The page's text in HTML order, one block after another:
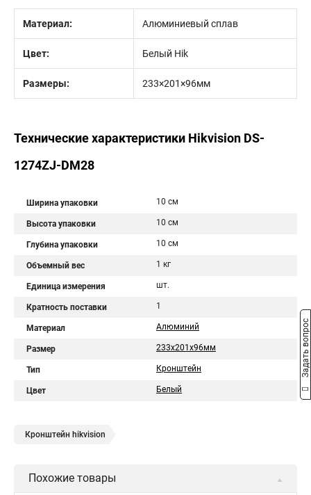
Материал: Алюминиевый сплав
Цвет: Белый Hik
Размеры: 233×201×96мм
Технические характеристики Hikvision DS-
1274ZJ-DM28
Ширина упаковки 10 см
Высота упаковки 10 см
Глубина упаковки 10 см
Объемный вес 1 кг
Единица измерения шт.
Кратность поставки 1
Материал Алюминий
Размер 233х201х96мм
Тип Кронштейн
Цвет Белый
Кронштейн hikvision
Похожие товары
Задать вопрос